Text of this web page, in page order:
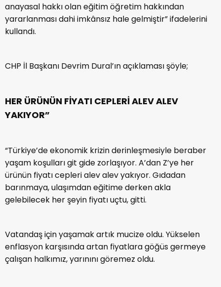
anayasal hakkı olan eğitim öğretim hakkından
yararlanması dahi imkânsız hale gelmiştir” ifadelerini
kullandı.
CHP İl Başkanı Devrim Dural’ın açıklaması şöyle;
HER ÜRÜNÜN FİYATI CEPLERİ ALEV ALEV
YAKIYOR”
“Türkiye’de ekonomik krizin derinleşmesiyle beraber
yaşam koşulları git gide zorlaşıyor. A’dan Z’ye her
ürünün fiyatı cepleri alev alev yakıyor. Gıdadan
barınmaya, ulaşımdan eğitime derken akla
gelebilecek her şeyin fiyatı uçtu, gitti.
Vatandaş için yaşamak artık mucize oldu. Yükselen
enflasyon karşısında artan fiyatlara göğüs germeye
çalışan halkımız, yarınını göremez oldu.